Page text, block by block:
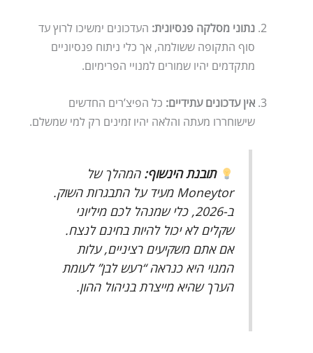
נתוני מסלקה פנסיונית: העדכונים ימשיכו לרוץ עד
סוף התקופה ששולמה, אך כלי ניתוח פנסיוניים
מתקדמים יהיו שמורים למנויי הפרימיום.
אין עדכונים עתידיים: כל הפיצ’רים החדשים
שישוחררו מעתה והלאה יהיו זמינים רק למי שמשלם.
תובנת הינשוף: המהלך של
Moneytor מעיד על התבגרות השוק.
ב-2026, כלי שמנהל לכם מיליוני
שקלים לא יכול להיות בחינם לנצח.
אם אתם משקיעים רציניים, עלות
המנוי היא כנראה “רעש לבן” לעומת
הערך שהיא מייצרת בניהול ההון.